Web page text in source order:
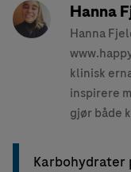
Hanna
Hanna
klinisk
inspirere
gjør både
Karbohydrater